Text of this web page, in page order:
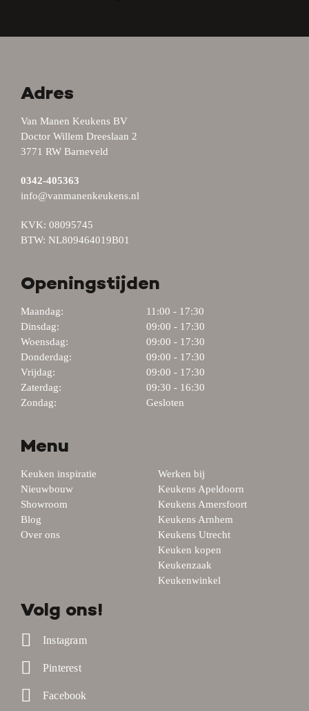
Adres
Van Manen Keukens BV
Doctor Willem Dreeslaan 2
3771 RW Barneveld
0342-405363
info@vanmanenkeukens.nl
KVK: 08095745
BTW: NL809464019B01
Openingstijden
Maandag:
11:00 - 17:30
Dinsdag:
09:00 - 17:30
Woensdag:
09:00 - 17:30
Donderdag:
09:00 - 17:30
Vrijdag:
09:00 - 17:30
Zaterdag:
09:30 - 16:30
Zondag:
Gesloten
Menu
Keuken inspiratie
Nieuwbouw
Showroom
Blog
Over ons
Werken bij
Keukens Apeldoorn
Keukens Amersfoort
Keukens Arnhem
Keukens Utrecht
Keuken kopen
Keukenzaak
Keukenwinkel
Volg ons!
Instagram
Pinterest
Facebook